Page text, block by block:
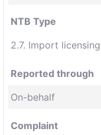
NTB Type
2.7. Import licensing
Reported through
On-behalf
Complaint